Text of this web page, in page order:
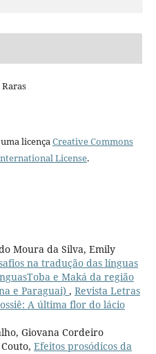
licençaCreative Commons
License.
Moura da Silva, Emily
na tradução das línguas
e Maká da região
e Paraguai) , Revista Letras
A última flor do lácio
Giovana Cordeiro
Efeitos prosódicos da